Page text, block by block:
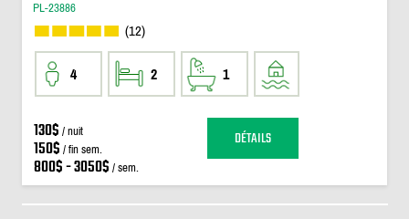
PL-23886
(12)
4 2 1
130$ / nuit
150$ / fin sem.
800$ - 3050$ / sem.
DÉTAILS